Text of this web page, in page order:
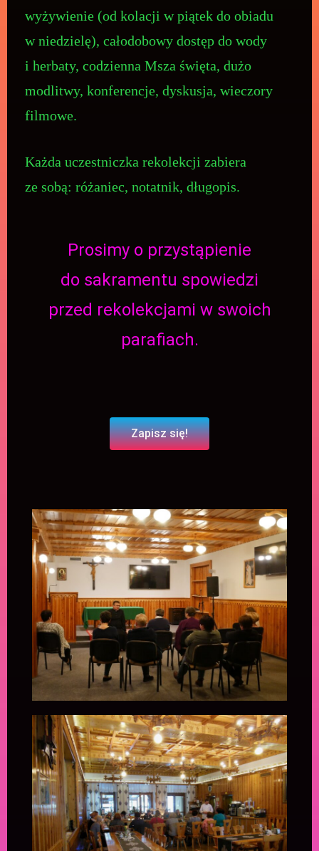
wyżywienie (od kolacji w piątek do obiadu
w niedzielę), całodobowy dostęp do wody
i herbaty, codzienna Msza święta, dużo
modlitwy, konferencje, dyskusja, wieczory
filmowe.
Każda uczestniczka rekolekcji zabiera
ze sobą: różaniec, notatnik, długopis.
Prosimy o przystąpienie
do sakramentu spowiedzi
przed rekolekcjami w swoich
parafiach.
Zapisz się!